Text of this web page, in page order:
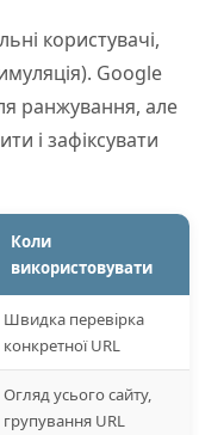
користувачі,
Google
ранжування, але
і зафіксувати
Коли
використовувати
Швидка перевірка
конкретної URL
Огляд усього сайту,
групування URL